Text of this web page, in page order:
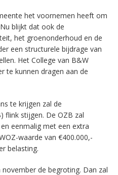
het voornemen heeft om
blijkt dat ook de
het groenonderhoud en de
een structurele bijdrage van
Het College van B&W
te kunnen dragen aan de
te krijgen zal de
flink stijgen. De OZB zal
eenmalig met een extra
waarde van €400.000,-
belasting.
de begroting. Dan zal